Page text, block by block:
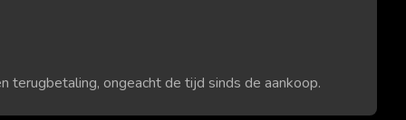
terugbetaling, ongeacht de tijd sinds de aankoop.